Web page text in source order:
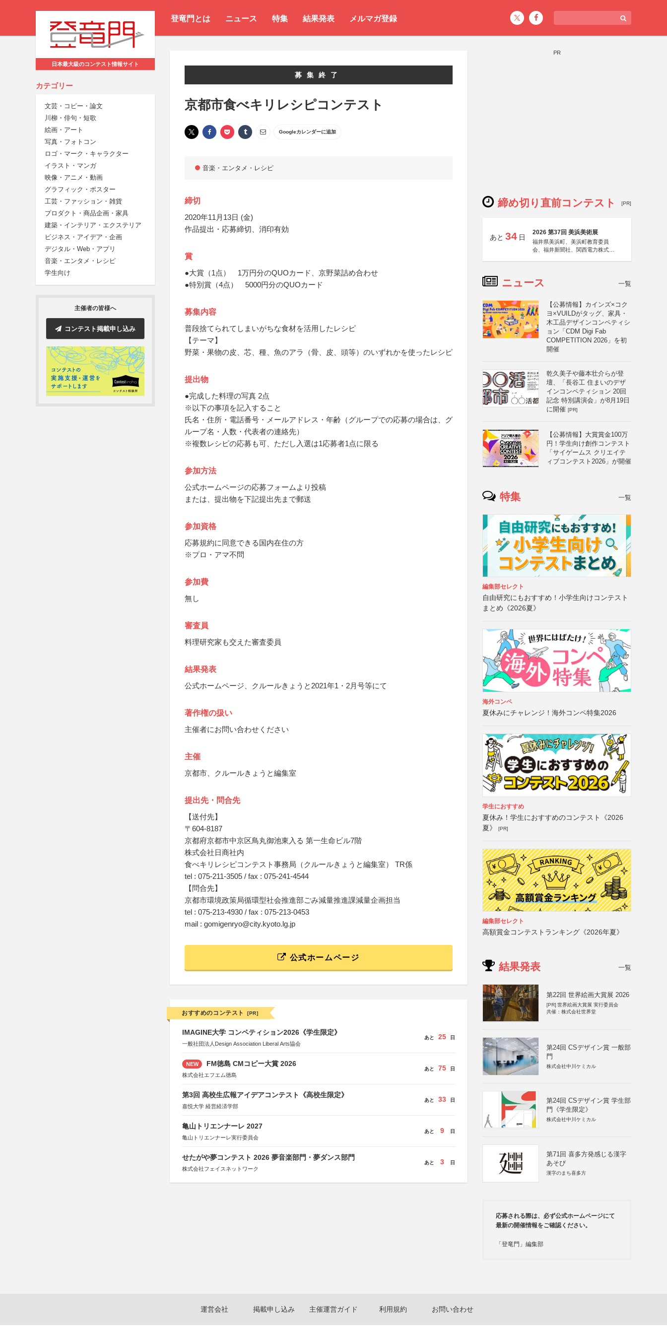
登竜門とは ニュース 特集 結果発表 メルマガ登録
日本最大級のコンテスト情報サイト
カテゴリー
文芸・コピー・論文
川柳・俳句・短歌
絵画・アート
写真・フォトコン
ロゴ・マーク・キャラクター
イラスト・マンガ
映像・アニメ・動画
グラフィック・ポスター
工芸・ファッション・雑貨
プロダクト・商品企画・家具
建築・インテリア・エクステリア
ビジネス・アイデア・企画
デジタル・Web・アプリ
音楽・エンタメ・レシピ
学生向け
主催者の皆様へ
コンテスト掲載申し込み
募集終了
京都市食べキリレシピコンテスト
Googleカレンダーに追加
音楽・エンタメ・レシピ
締切
2020年11月13日 (金)
作品提出・応募締切、消印有効
賞
●大賞（1点） 1万円分のQUOカード、京野菜詰め合わせ
●特別賞（4点） 5000円分のQUOカード
募集内容
普段捨てられてしまいがちな食材を活用したレシピ
【テーマ】
野菜・果物の皮、芯、種、魚のアラ（骨、皮、頭等）のいずれかを使ったレシピ
提出物
●完成した料理の写真 2点
※以下の事項を記入すること
氏名・住所・電話番号・メールアドレス・年齢（グループでの応募の場合は、グ
ループ名・人数・代表者の連絡先）
※複数レシピの応募も可、ただし入選は1応募者1点に限る
参加方法
公式ホームページの応募フォームより投稿
または、提出物を下記提出先まで郵送
参加資格
応募規約に同意できる国内在住の方
※プロ・アマ不問
参加費
無し
審査員
料理研究家も交えた審査委員
結果発表
公式ホームページ、クルールきょうと2021年1・2月号等にて
著作権の扱い
主催者にお問い合わせください
主催
京都市、クルールきょうと編集室
提出先・問合先
【送付先】
〒604-8187
京都府京都市中京区鳥丸御池東入る 第一生命ビル7階
株式会社日商社内
食べキリレシピコンテスト事務局（クルールきょうと編集室） TR係
tel : 075-211-3505 / fax : 075-241-4544
【問合先】
京都市環境政策局循環型社会推進部ごみ減量推進課減量企画担当
tel : 075-213-4930 / fax : 075-213-0453
mail : gomigenryo@city.kyoto.lg.jp
公式ホームページ
おすすめのコンテスト [PR]
IMAGINE大学 コンペティション2026《学生限定》
一般社団法人Design Association Liberal Arts協会
あと 25 日
NEW FM徳島 CMコピー大賞 2026
株式会社エフエム徳島
あと 75 日
第3回 高校生広報アイデアコンテスト《高校生限定》
嘉悦大学 経営経済学部
あと 33 日
亀山トリエンナーレ 2027
亀山トリエンナーレ実行委員会
あと 9 日
せたがや夢コンテスト 2026 夢音楽部門・夢ダンス部門
株式会社フェイスネットワーク
あと 3 日
PR
締め切り直前コンテスト [PR]
あと 34 日
2026 第37回 美浜美術展
福井県美浜町、美浜町教育委員
会、福井新聞社、関西電力株式会
ニュース 一覧
【公募情報】カインズ×コク
ヨ×VUILDがタッグ、家具・
木工品デザインコンペティシ
ョン「CDM Digi Fab
COMPETITION 2026」を初
開催
乾久美子や藤本壮介らが登
壇、「長谷工 住まいのデザ
インコンペティション 20回
記念 特別講演会」が8月19日
に開催 [PR]
【公募情報】大賞賞金100万
円！学生向け創作コンテスト
「サイゲームス クリエイテ
ィブコンテスト2026」が開催
特集 一覧
編集部セレクト
自由研究にもおすすめ！小学生向けコンテスト
まとめ《2026夏》
海外コンペ
夏休みにチャレンジ！海外コンペ特集2026
学生におすすめ
夏休み！学生におすすめのコンテスト《2026
夏》
[PR]
編集部セレクト
高額賞金コンテストランキング《2026年夏》
結果発表 一覧
第22回 世界絵画大賞展 2026
[PR] 世界絵画大賞展 実行委員会
共催：株式会社世界堂
第24回 CSデザイン賞 一般部
門
株式会社中川ケミカル
第24回 CSデザイン賞 学生部
門《学生限定》
株式会社中川ケミカル
第71回 喜多方発感じる漢字
あそび
漢字のまち喜多方
応募される際は、必ず公式ホームページにて
最新の開催情報をご確認ください。
「登竜門」編集部
運営会社 掲載申し込み 主催運営ガイド 利用規約 お問い合わせ